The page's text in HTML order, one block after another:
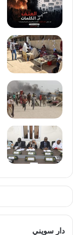
دار سويني